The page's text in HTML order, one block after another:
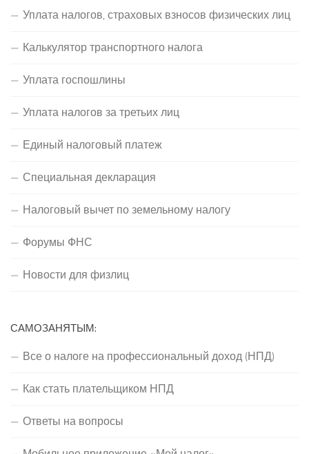
Уплата налогов, страховых взносов физических лиц
Калькулятор транспортного налога
Уплата госпошлины
Уплата налогов за третьих лиц
Единый налоговый платеж
Специальная декларация
Налоговый вычет по земельному налогу
Форумы ФНС
Новости для физлиц
САМОЗАНЯТЫМ:
Все о налоге на профессиональный доход (НПД)
Как стать плательщиком НПД
Ответы на вопросы